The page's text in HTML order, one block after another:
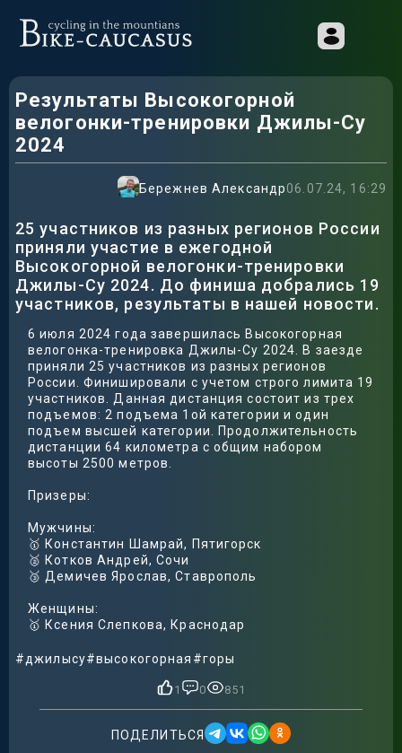
Результаты Высокогорной
велогонки-тренировки Джилы-Су
2024
Бережнев Александр06.07.24, 16:29
25 участников из разных регионов России
приняли участие в ежегодной
Высокогорной велогонки-тренировки
Джилы-Су 2024. До финиша добрались 19
участников, результаты в нашей новости.
6 июля 2024 года завершилась Высокогорная
велогонка-тренировка Джилы-Су 2024. В заезде
приняли 25 участников из разных регионов
России. Финишировали с учетом строго лимита 19
участников. Данная дистанция состоит из трех
подъемов: 2 подъема 1ой категории и один
подъем высшей категории. Продолжительность
дистанции 64 километра с общим набором
высоты 2500 метров.
Призеры:
Мужчины:
🥇 Константин Шамрай, Пятигорск
🥈 Котков Андрей, Сочи
🥉 Демичев Ярослав, Ставрополь
Женщины:
🥇 Ксения Слепкова, Краснодар
#джилысу#высокогорная #горы
1 0 851
ПОДЕЛИТЬСЯ